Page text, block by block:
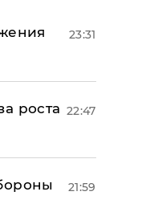
23:31
роста 22:47
21:59